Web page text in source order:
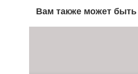
Вам также может быть